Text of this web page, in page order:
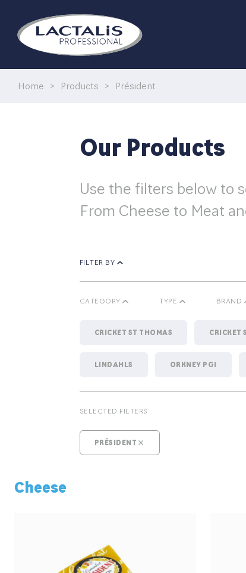
Home > Products > Président
Our Products
Use the filters below to
From Cheese to Meat
FILTER BY
CATEGORY TYPE BRAND
0 - 20G 1KG - 5KG 50
CRICKET ST THOMAS CRICKET
LINDAHLS ORKNEY PGI
SPECIALITY CHEESES
SELECTED FILTERS
PRÉSIDENT
Cheese